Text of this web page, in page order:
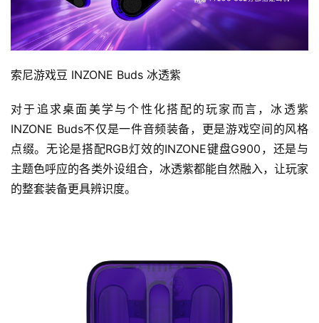
索尼游戏豆 INZONE Buds 冰透紫
对于追求桌面美学与个性化搭配的玩家而言，冰透紫
INZONE Buds不仅是一件音频装备，更是游戏空间的风格
点缀。无论是搭配RGB灯效的INZONE键盘G900，还是与
主题色呼应的各类外设组合，冰透紫都能自然融入，让玩家
的整套装备更具辨识度。